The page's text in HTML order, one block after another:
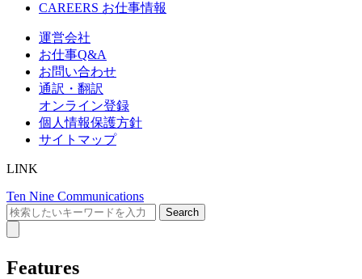
CAREERS お仕事情報
運営会社
お仕事Q&A
お問い合わせ
通訳・翻訳
オンライン登録
個人情報保護方針
サイトマップ
LINK
Ten Nine Communications
Features